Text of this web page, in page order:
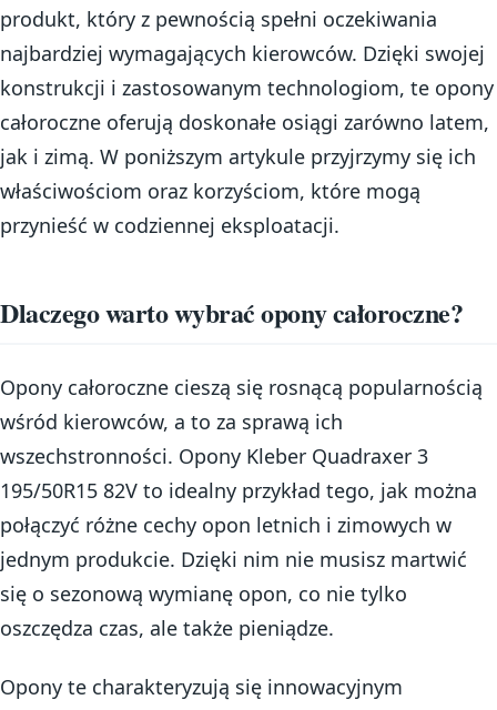
produkt, który z pewnością spełni oczekiwania
najbardziej wymagających kierowców. Dzięki swojej
konstrukcji i zastosowanym technologiom, te opony
całoroczne oferują doskonałe osiągi zarówno latem,
jak i zimą. W poniższym artykule przyjrzymy się ich
właściwościom oraz korzyściom, które mogą
przynieść w codziennej eksploatacji.
Dlaczego warto wybrać opony całoroczne?
Opony całoroczne cieszą się rosnącą popularnością
wśród kierowców, a to za sprawą ich
wszechstronności. Opony Kleber Quadraxer 3
195/50R15 82V to idealny przykład tego, jak można
połączyć różne cechy opon letnich i zimowych w
jednym produkcie. Dzięki nim nie musisz martwić
się o sezonową wymianę opon, co nie tylko
oszczędza czas, ale także pieniądze.
Opony te charakteryzują się innowacyjnym